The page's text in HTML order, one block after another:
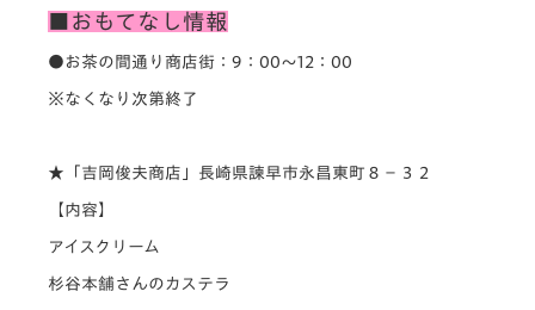
■おもてなし情報
●お茶の間通り商店街：9：00～12：00
※なくなり次第終了
★「吉岡俊夫商店」長崎県諫早市永昌東町８−３２
【内容】
アイスクリーム
杉谷本舗さんのカステラ